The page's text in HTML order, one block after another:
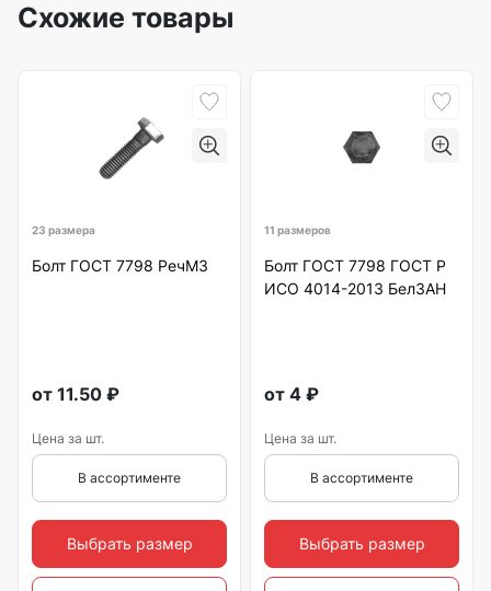
Схожие товары
23 размера
Болт ГОСТ 7798 РечМЗ
от 11.50 ₽
Цена за шт.
В ассортименте
Выбрать размер
11 размеров
Болт ГОСТ 7798 ГОСТ Р
ИСО 4014-2013 БелЗАН
от 4 ₽
Цена за шт.
В ассортименте
Выбрать размер